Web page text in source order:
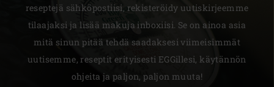
reseptejä sähköpostiisi, rekisteröidy uutiskirjeemme
tilaajaksi ja lisää makuja inboxiisi. Se on ainoa asia
mitä sinun pitää tehdä saadaksesi viimeisimmät
uutisemme, reseptit erityisesti EGGillesi, käytännön
ohjeita ja paljon, paljon muuta!